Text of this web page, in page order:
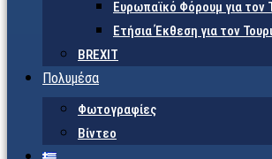
Ευρωπαϊκό Φόρουμ για τον
Ετήσια Έκθεση για τον
BREXIT
Πολυμέσα
Φωτογραφίες
Βίντεο